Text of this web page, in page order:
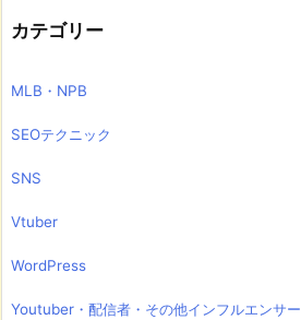
カテゴリー
MLB・NPB
SEOテクニック
SNS
Vtuber
WordPress
Youtuber・配信者・その他インフルエンサー